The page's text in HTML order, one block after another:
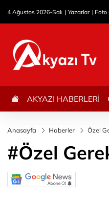
4 Ağustos 2026-Salı Yazarlar Foto
AKYAZI HABERLERİ
Anasayfa Haberler Özel
#Özel